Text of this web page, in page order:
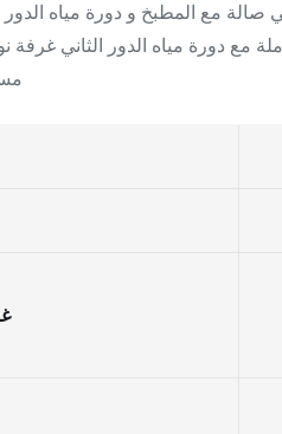
مع المطبخ و دورة مياه الدور
مع دورة مياه الدور الثاني غرفة